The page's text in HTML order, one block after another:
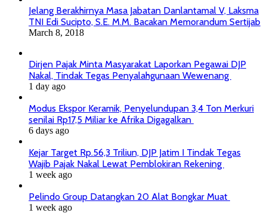
Jelang Berakhirnya Masa Jabatan Danlantamal V, Laksma
TNI Edi Sucipto, S.E. M.M. Bacakan Memorandum Sertijab
March 8, 2018
Dirjen Pajak Minta Masyarakat Laporkan Pegawai DJP
Nakal, Tindak Tegas Penyalahgunaan Wewenang
1 day ago
Modus Ekspor Keramik, Penyelundupan 3,4 Ton Merkuri
senilai Rp17,5 Miliar ke Afrika Digagalkan
6 days ago
Kejar Target Rp.56,3 Triliun, DJP Jatim I Tindak Tegas
Wajib Pajak Nakal Lewat Pemblokiran Rekening
1 week ago
Pelindo Group Datangkan 20 Alat Bongkar Muat
1 week ago